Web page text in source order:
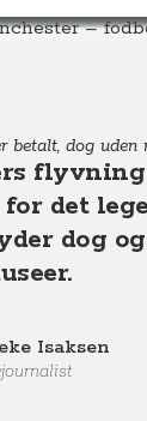
betalt, dog
det
dog
Isaksen